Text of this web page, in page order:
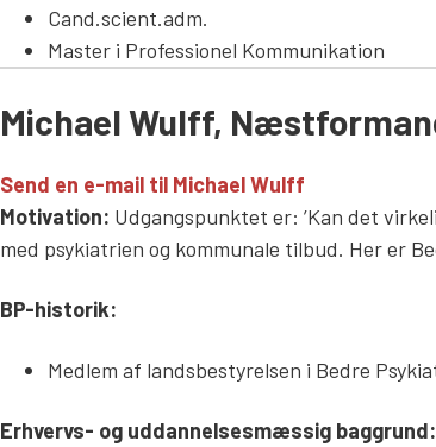
Cand.scient.adm.
Master i Professionel Kommunikation
Michael Wulff,
Send en e-mail til Michael Wulff
Motivation: Udgangspunktet er: ’Kan det
med psykiatrien og kommunale tilbud. Her er
BP-historik:
Medlem af landsbestyrelsen i Bedre
Erhvervs- og uddannelsesmæssig baggrund: